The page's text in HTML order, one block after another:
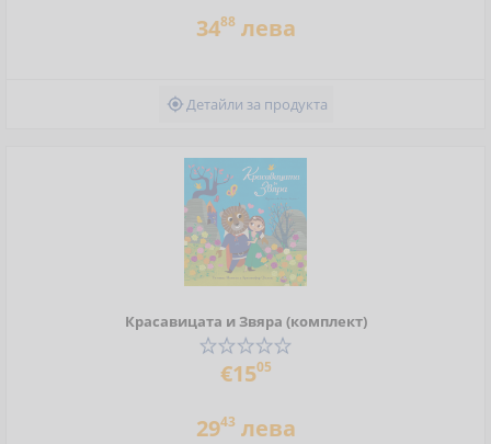
3488лева
Детайли за продукта
Красавицата и Звяра (комплект)
€1505
2943лева